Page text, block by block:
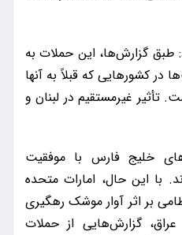
طبق گزارش‌ها، این حملات به
کشورهایی که قبلاً به آنها
تأثیر غیرمستقیم در لبنان و
خلیج فارس با موفقیت
با این حال، امارات متحده
بر اثر آوار موشک رهگیری
گزارش‌هایی از حملات